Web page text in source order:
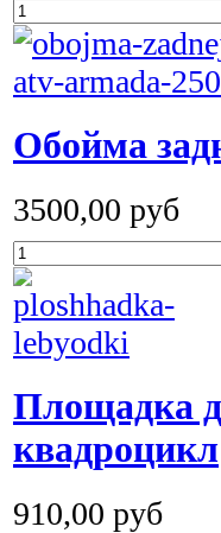
Обойма
3500,00 руб
Площадка
квадроцикл
910,00 руб